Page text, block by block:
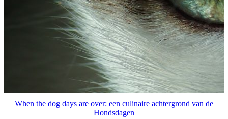
When the dog days are over: een culinaire achtergrond van de
Hondsdagen